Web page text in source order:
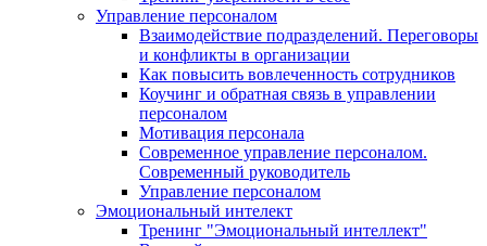
Управление персоналом
Взаимодействие подразделений. Переговоры
и конфликты в организации
Как повысить вовлеченность сотрудников
Коучинг и обратная связь в управлении
персоналом
Мотивация персонала
Современное управление персоналом.
Современный руководитель
Управление персоналом
Эмоциональный интелект
Тренинг "Эмоциональный интеллект"